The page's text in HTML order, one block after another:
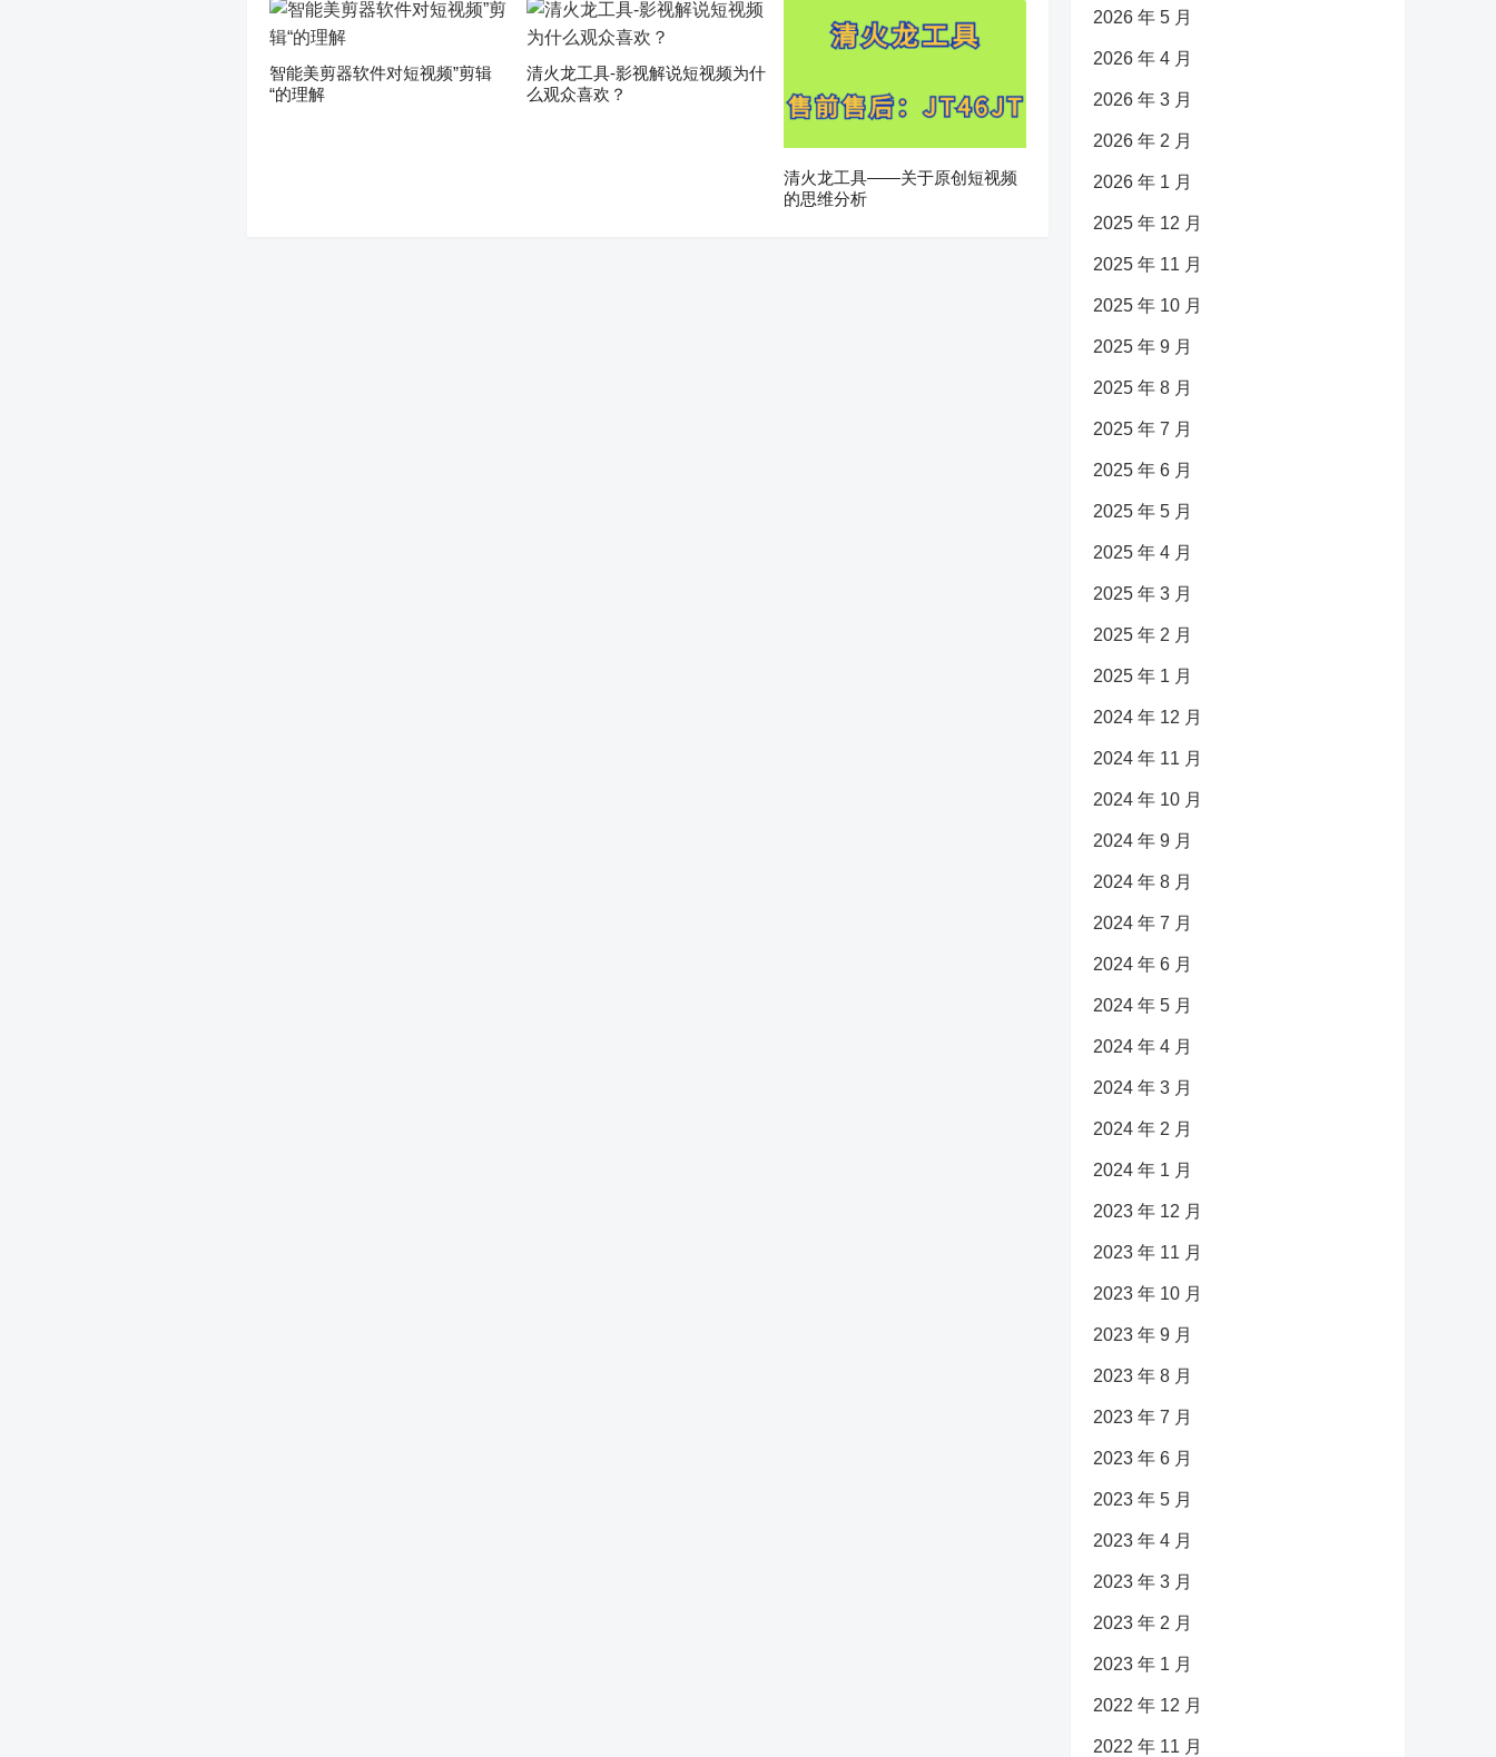
智能美剪器软件对短视频”剪辑
“的理解
清火龙工具-影视解说短视频为什
么观众喜欢？
清火龙工具——关于原创短视频
的思维分析
2026 年 5 月
2026 年 4 月
2026 年 3 月
2026 年 2 月
2026 年 1 月
2025 年 12 月
2025 年 11 月
2025 年 10 月
2025 年 9 月
2025 年 8 月
2025 年 7 月
2025 年 6 月
2025 年 5 月
2025 年 4 月
2025 年 3 月
2025 年 2 月
2025 年 1 月
2024 年 12 月
2024 年 11 月
2024 年 10 月
2024 年 9 月
2024 年 8 月
2024 年 7 月
2024 年 6 月
2024 年 5 月
2024 年 4 月
2024 年 3 月
2024 年 2 月
2024 年 1 月
2023 年 12 月
2023 年 11 月
2023 年 10 月
2023 年 9 月
2023 年 8 月
2023 年 7 月
2023 年 6 月
2023 年 5 月
2023 年 4 月
2023 年 3 月
2023 年 2 月
2023 年 1 月
2022 年 12 月
2022 年 11 月